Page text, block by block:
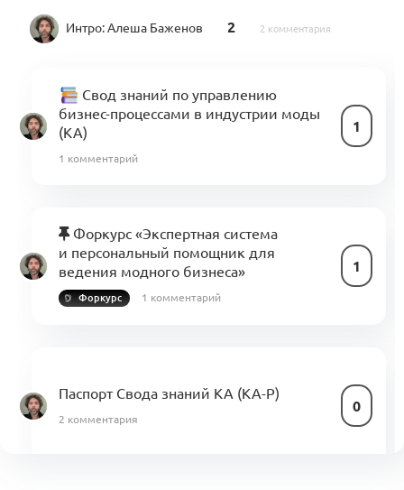
Интро:Алеша Баженов 2 2 комментария
Свод знаний по управлению
бизнес-процессами в индустрии моды
(KA)
1
1 комментарий
Форкурс «Экспертная система
и персональный помощник для
ведения модного бизнеса»
1
Форкурс 1 комментарий
Паспорт Свода знаний KA (KA-P)
0
2 комментария